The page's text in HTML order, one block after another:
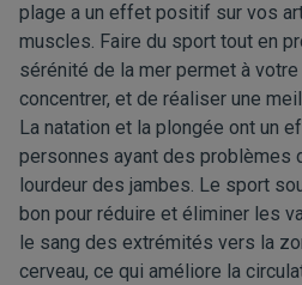
plage a un effet positif sur vos
muscles. Faire du sport tout en
sérénité de la mer permet à
concentrer, et de réaliser une
La natation et la plongée ont un
personnes ayant des problèmes
lourdeur des jambes. Le sport
bon pour réduire et éliminer les
le sang des extrémités vers la
cerveau, ce qui améliore la